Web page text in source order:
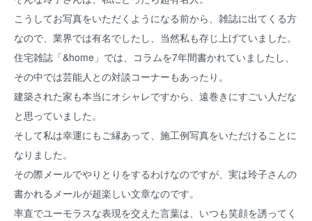
こうしてお写真をいただくようになる前から、雑誌に出てくる方
なので、業界では有名でしたし、当然私も存じ上げていました。
住宅雑誌「&home」では、コラムを7年間書かれていましたし、
その中では芸能人との対談コーナーもあったり。
建築された家も本当にオシャレですから、遠巻きにすごい人だな
と思っていました。
そして私は幸運にもご縁あって、施工例写真をいただけることに
なりました。
その際メールでやりとりをするわけなのですが、実は玲子さんの
書かれるメールが超楽しい文章なのです。
率直でユーモラスな表現を交えた言葉は、いつも笑顔を誘ってく